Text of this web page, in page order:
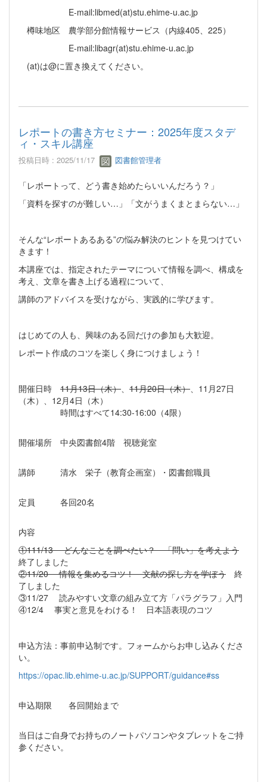
E-mail:libmed(at)stu.ehime-u.ac.jp
樽味地区 農学部分館情報サービス（内線405、225）
E-mail:libagr(at)stu.ehime-u.ac.jp
(at)は@に置き換えてください。
レポートの書き方セミナー：2025年度スタデ
ィ・スキル講座
投稿日時 : 2025/11/17 図書館管理者
「レポートって、どう書き始めたらいいんだろう？」
「資料を探すのが難しい…」「文がうまくまとまらない…」
そんな“レポートあるある”の悩み解決のヒントを見つけてい
きます！
本講座では、指定されたテーマについて情報を調べ、構成を
考え、文章を書き上げる過程について、
講師のアドバイスを受けながら、実践的に学びます。
はじめての人も、興味のある回だけの参加も大歓迎。
レポート作成のコツを楽しく身につけましょう！
開催日時 11月13日（木） 11月20日（木） 、11月27日
（木）、12月4日（木）
時間はすべて14:30-16:00（4限）
開催場所 中央図書館4階 視聴覚室
講師 清水 栄子（教育企画室）・図書館職員
定員 各回20名
内容
①111/13 どんなことを調べたい？ 「問い」を考えよう
終了しました
②11/20 情報を集めるコツ！ 文献の探し方を学ぼう 終
了しました
③11/27 読みやすい文章の組み立て方「パラグラフ」入門
④12/4 事実と意見をわける！ 日本語表現のコツ
申込方法：事前申込制です。フォームからお申し込みくださ
い。
https://opac.lib.ehime-u.ac.jp/SUPPORT/guidance#ss
申込期限 各回開始まで
当日はご自身でお持ちのノートパソコンやタブレットをご持
参ください。